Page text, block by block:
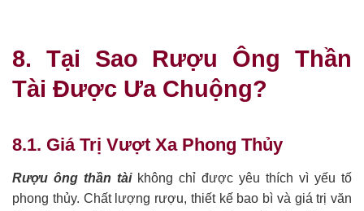
8. Tại Sao Rượu Ông Thần
Tài Được Ưa Chuộng?
8.1. Giá Trị Vượt Xa Phong Thủy
Rượu ông thần tàikhông chỉ được yêu thích vì yếu tố
phong thủy. Chất lượng rượu, thiết kế bao bì và giá trị văn